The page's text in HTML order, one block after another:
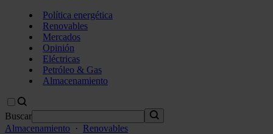
Política energética
Renovables
Mercados
Opinión
Eléctricas
Petróleo & Gas
Almacenamiento
Buscar
Almacenamiento
· Renovables